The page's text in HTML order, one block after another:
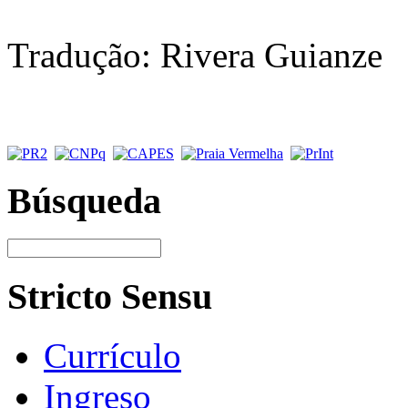
Tradução: Rivera Guianze
Búsqueda
Stricto Sensu
Currículo
Ingreso